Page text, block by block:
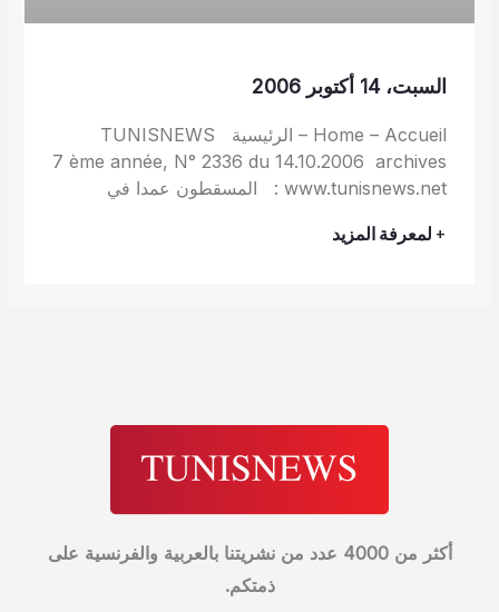
السبت، 14 أكتوبر 2006
Home – Accueil – الرئيسية TUNISNEWS
7 ème année, N° 2336 du 14.10.2006 archives
: www.tunisnews.net المسقطون عمدا في
+ لمعرفة المزيد
أكثر من 4000 عدد من نشريتنا بالعربية والفرنسية على
ذمتكم.